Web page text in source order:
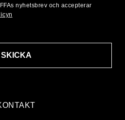
SKICKA
nyhetsbrev och accepterar